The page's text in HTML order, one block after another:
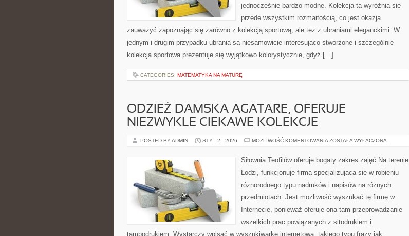
jednocześnie bardzo modne. Kolekcja ta wyróżnia się
przede wszystkim rozmaitością, co jest okazja
zauważyć zapoznając się zarówno z kolekcją sportową, ale też z ubraniami eleganckimi. W
jednym i drugim przypadku ubrania są niesamowicie interesująco stworzone i szczególnie
kolekcja sportowa prezentuje się wyjątkowo kolorystycznie, gdyż […]
CATEGORIES: MATEMATYKA NA MATURĘ
ODZIEŻ DAMSKA AGATARE, OFERUJE
NIEZWYKLE CIEKAWE KOLEKCJE
POSTED BY ADMIN STY - 2 - 2026 MOŻLIWOŚĆ KOMENTOWANIA ODZIEŻ
OFERUJE
NIEZWYKLE
KOLEKCJE
ZOSTAŁA WYŁĄCZONA
Siłownia Teofilów oferuje bogaty zakres zajęć Na terenie
Łodzi, funkcjonuje firma specjalizująca się w robieniu
różnorodnego typu nadruków i napisów na różnych
przedmiotach. Jest możliwość wyszukać tę firmę w
Internecie, ponieważ oferuje ona tam przeprowadzanie
wszelkich prac powiązanych z sitodrukiem i
tampodrukiem. Wystarczy wpisać w wyszukiwarkę internetową, takiego typu frazy jak: